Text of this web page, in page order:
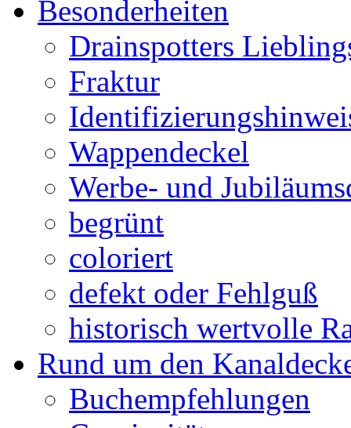
Besonderheiten
Drainspotters
Fraktur
Wappendeckel
Werbe- und
begrünt
coloriert
defekt oder Fehlguß
historisch wertvolle
Rund um den
Buchempfehlungen